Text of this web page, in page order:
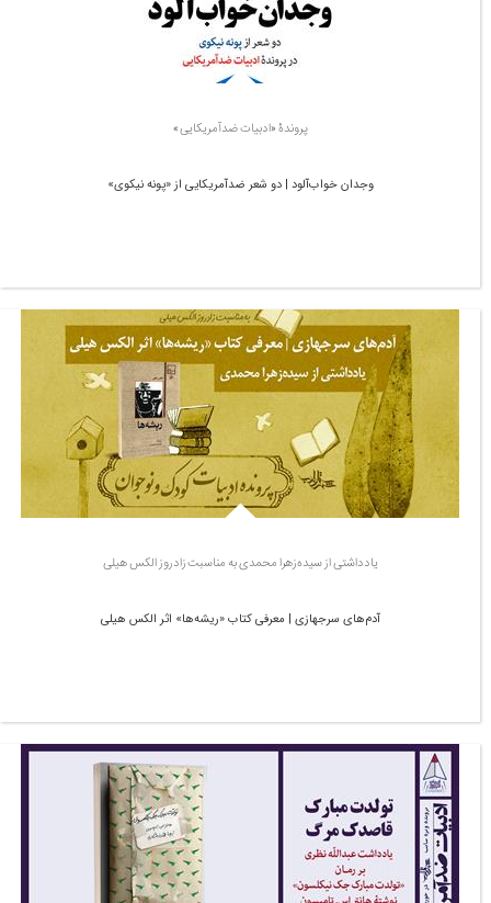
پروندۀ «ادبیات ضدآمریکایی»
وجدان خواب‌آلود | دو شعر ضدآمریکایی از «پونه نیکوی»
یادداشتی از سیده‌زهرا محمدی به مناسبت زادروز الکس هیلی
آدم‌های سرجهازی | معرفی کتاب «ریشه‌ها» اثر الکس هیلی